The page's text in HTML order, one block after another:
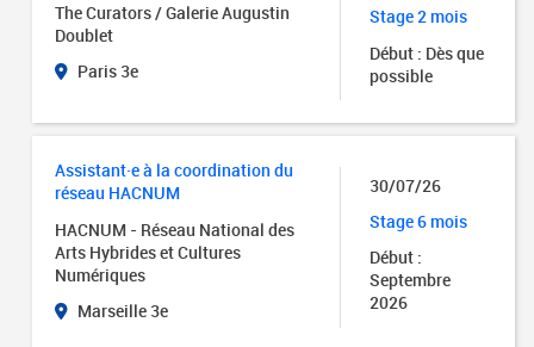
The Curators / Galerie Augustin
Doublet
Paris 3e
Stage 2 mois
Début : Dès que
possible
Assistant·e à la coordination du
réseau HACNUM
HACNUM - Réseau National des
Arts Hybrides et Cultures
Numériques
Marseille 3e
30/07/26
Stage 6 mois
Début :
Septembre
2026